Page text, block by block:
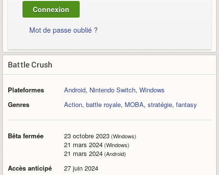
Mot de passe oublié ?
Battle Crush
Plateformes Android, Nintendo Switch, Windows
Genres
Action, battle royale, MOBA, stratégie, fantasy
Bêta fermée 23 octobre 2023(Windows)
21 mars 2024(Windows)
21 mars 2024(Android)
Accès anticipé
27 juin 2024